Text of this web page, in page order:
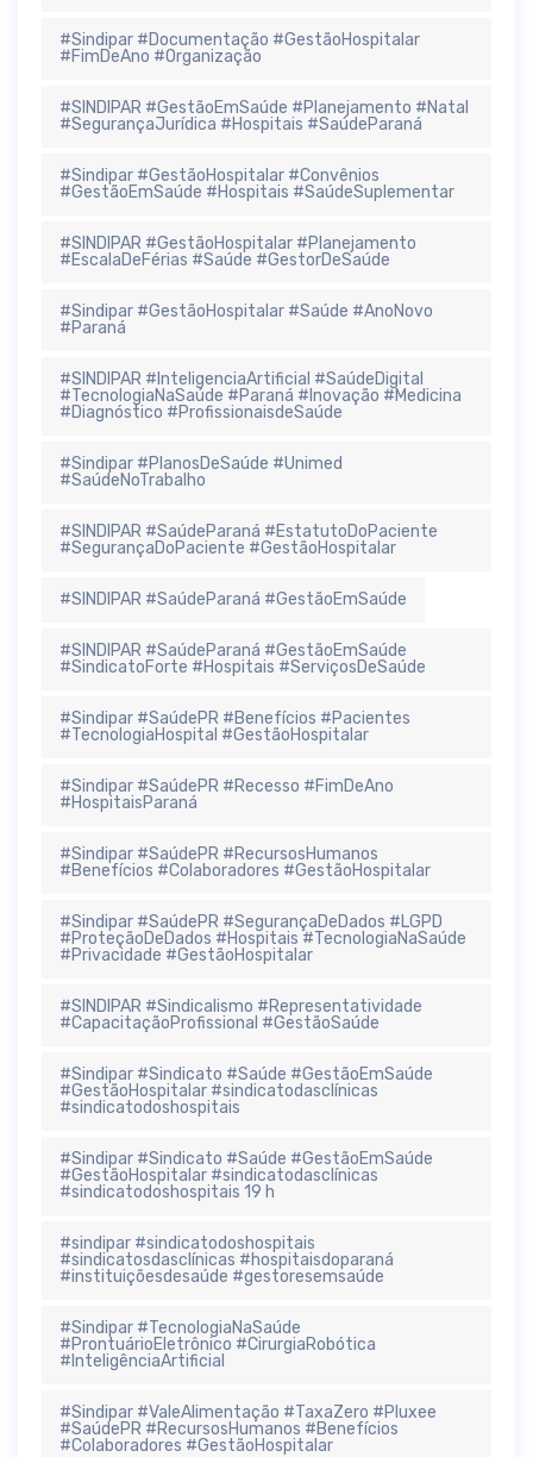
#Sindipar #Documentação #GestãoHospitalar
#FimDeAno #Organização
#SINDIPAR #GestãoEmSaúde #Planejamento #Natal
#SegurançaJurídica #Hospitais #SaúdeParaná
#Sindipar #GestãoHospitalar #Convênios
#GestãoEmSaúde #Hospitais #SaúdeSuplementar
#SINDIPAR #GestãoHospitalar #Planejamento
#EscalaDeFérias #Saúde #GestorDeSaúde
#Sindipar #GestãoHospitalar #Saúde #AnoNovo
#Paraná
#SINDIPAR #InteligenciaArtificial #SaúdeDigital
#TecnologiaNaSaúde #Paraná #Inovação #Medicina
#Diagnóstico #ProfissionaisdeSaúde
#Sindipar #PlanosDeSaúde #Unimed
#SaúdeNoTrabalho
#SINDIPAR #SaúdeParaná #EstatutoDoPaciente
#SegurançaDoPaciente #GestãoHospitalar
#SINDIPAR #SaúdeParaná #GestãoEmSaúde
#SINDIPAR #SaúdeParaná #GestãoEmSaúde
#SindicatoForte #Hospitais #ServiçosDeSaúde
#Sindipar #SaúdePR #Benefícios #Pacientes
#TecnologiaHospital #GestãoHospitalar
#Sindipar #SaúdePR #Recesso #FimDeAno
#HospitaisParaná
#Sindipar #SaúdePR #RecursosHumanos
#Benefícios #Colaboradores #GestãoHospitalar
#Sindipar #SaúdePR #SegurançaDeDados #LGPD
#ProteçãoDeDados #Hospitais #TecnologiaNaSaúde
#Privacidade #GestãoHospitalar
#SINDIPAR #Sindicalismo #Representatividade
#CapacitaçãoProfissional #GestãoSaúde
#Sindipar #Sindicato #Saúde #GestãoEmSaúde
#GestãoHospitalar #sindicatodasclínicas
#sindicatodoshospitais
#Sindipar #Sindicato #Saúde #GestãoEmSaúde
#GestãoHospitalar #sindicatodasclínicas
#sindicatodoshospitais 19 h
#sindipar #sindicatodoshospitais
#sindicatosdasclínicas #hospitaisdoparaná
#instituiçõesdesaúde #gestoresemsaúde
#Sindipar #TecnologiaNaSaúde
#ProntuárioEletrônico #CirurgiaRobótica
#InteligênciaArtificial
#Sindipar #ValeAlimentação #TaxaZero #Pluxee
#SaúdePR #RecursosHumanos #Benefícios
#Colaboradores #GestãoHospitalar